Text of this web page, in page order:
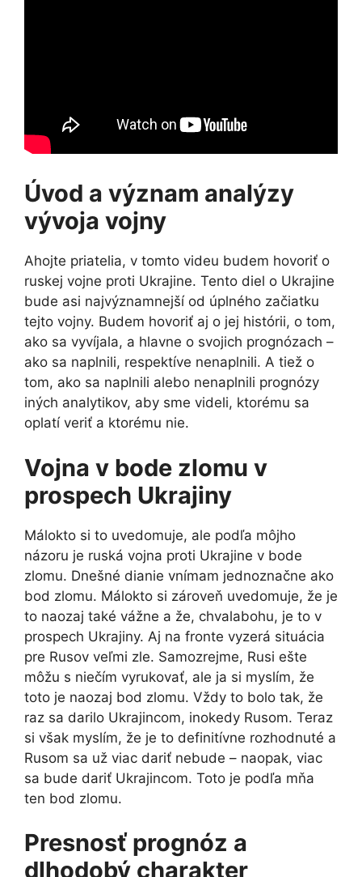
Úvod a význam analýzy
vývoja vojny
Ahojte priatelia, v tomto videu budem hovoriť o
ruskej vojne proti Ukrajine. Tento diel o Ukrajine
bude asi najvýznamnejší od úplného začiatku
tejto vojny. Budem hovoriť aj o jej histórii, o tom,
ako sa vyvíjala, a hlavne o svojich prognózach –
ako sa naplnili, respektíve nenaplnili. A tiež o
tom, ako sa naplnili alebo nenaplnili prognózy
iných analytikov, aby sme videli, ktorému sa
oplatí veriť a ktorému nie.
Vojna v bode zlomu v
prospech Ukrajiny
Málokto si to uvedomuje, ale podľa môjho
názoru je ruská vojna proti Ukrajine v bode
zlomu. Dnešné dianie vnímam jednoznačne ako
bod zlomu. Málokto si zároveň uvedomuje, že je
to naozaj také vážne a že, chvalabohu, je to v
prospech Ukrajiny. Aj na fronte vyzerá situácia
pre Rusov veľmi zle. Samozrejme, Rusi ešte
môžu s niečím vyrukovať, ale ja si myslím, že
toto je naozaj bod zlomu. Vždy to bolo tak, že
raz sa darilo Ukrajincom, inokedy Rusom. Teraz
si však myslím, že je to definitívne rozhodnuté a
Rusom sa už viac dariť nebude – naopak, viac
sa bude dariť Ukrajincom. Toto je podľa mňa
ten bod zlomu.
Presnosť prognóz a
dlhodobý charakter